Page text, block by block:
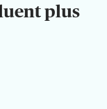
plus